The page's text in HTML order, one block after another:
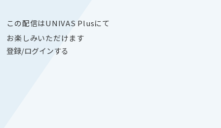
この配信はUNIVAS Plusにて
お楽しみいただけます
登録/ログインする